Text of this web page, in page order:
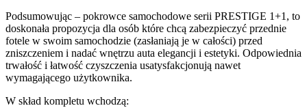
Podsumowując – pokrowce samochodowe serii PRESTIGE 1+1, to
doskonała propozycja dla osób które chcą zabezpieczyć przednie
fotele w swoim samochodzie (zasłaniają je w całości) przed
zniszczeniem i nadać wnętrzu auta elegancji i estetyki. Odpowiednia
trwałość i łatwość czyszczenia usatysfakcjonują nawet
wymagającego użytkownika.
W skład kompletu wchodzą: